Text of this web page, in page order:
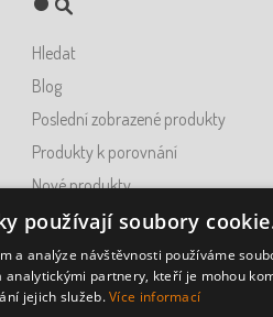
Hledat
Blog
Poslední zobrazené produkty
Produkty k porovnání
Nové produkty
používají soubory
a analýze návštěvnosti používáme
partnery, kteří je mohou
jejich služeb.Více informací